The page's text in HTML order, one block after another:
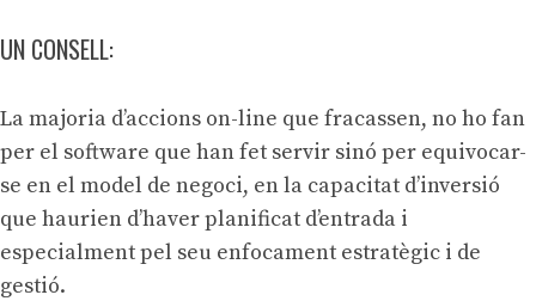
UN CONSELL:
La majoria d’accions on-line que fracassen, no ho fan
per el software que han fet servir sinó per equivocar-
se en el model de negoci, en la capacitat d’inversió
que haurien d’haver planificat d’entrada i
especialment pel seu enfocament estratègic i de
gestió.